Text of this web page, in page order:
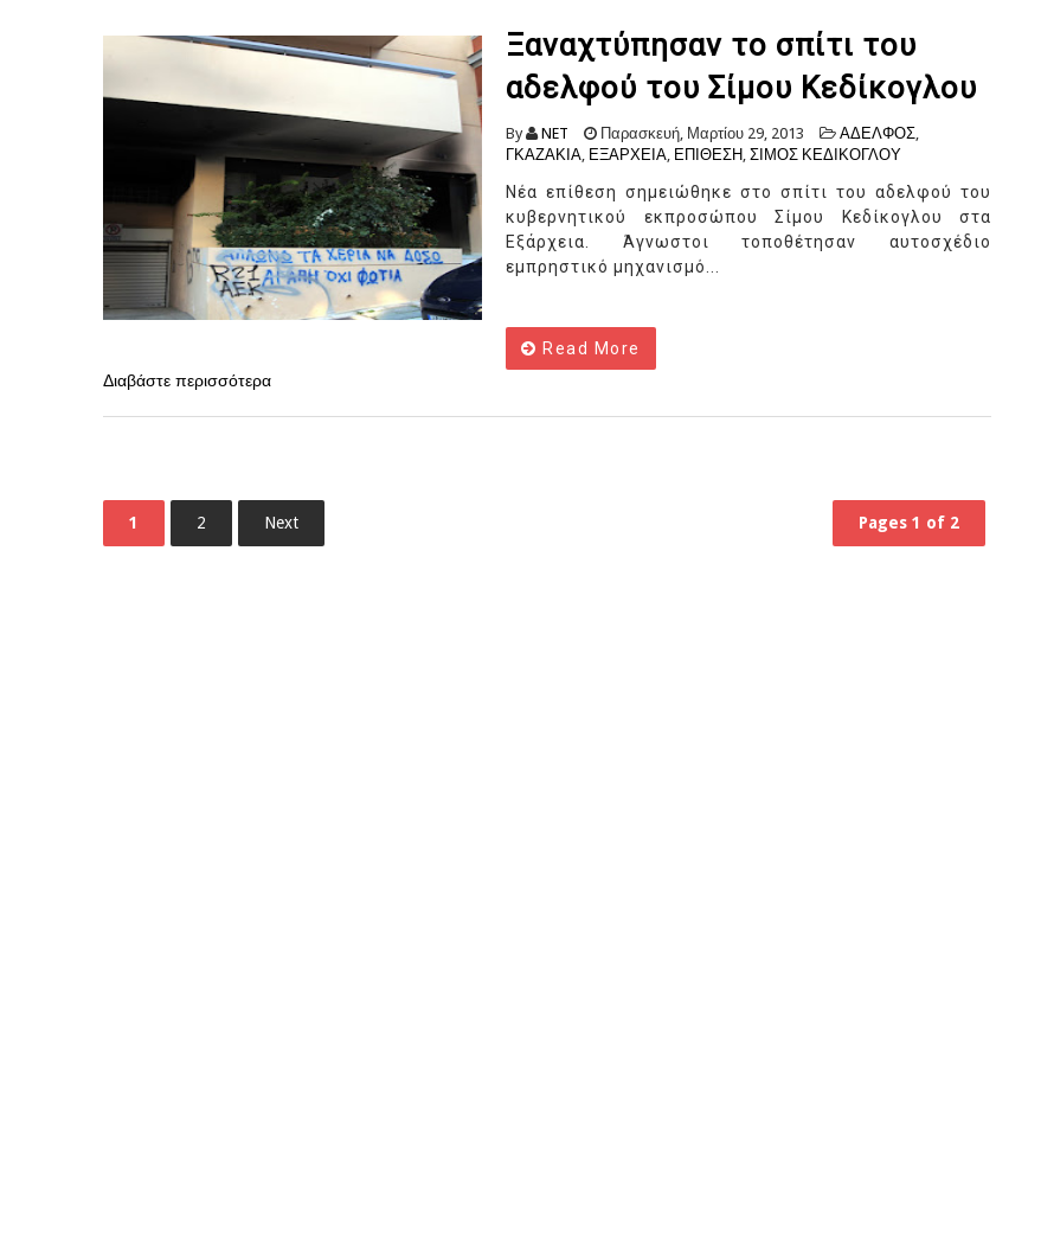
Ξαναχτύπησαν το σπίτι του
αδελφού του Σίμου Κεδίκογλου
By NET Παρασκευή, Μαρτίου 29, 2013 ΑΔΕΛΦΟΣ,
ΓΚΑΖΑΚΙΑ, ΕΞΑΡΧΕΙΑ, ΕΠΙΘΕΣΗ, ΣΙΜΟΣ ΚΕΔΙΚΟΓΛΟΥ
Νέα επίθεση σημειώθηκε στο σπίτι του αδελφού του
κυβερνητικού εκπροσώπου Σίμου Κεδίκογλου στα
Εξάρχεια. Άγνωστοι τοποθέτησαν αυτοσχέδιο
εμπρηστικό μηχανισμό...
Read More
Διαβάστε περισσότερα
Pages 1 of 2
1 2 Next